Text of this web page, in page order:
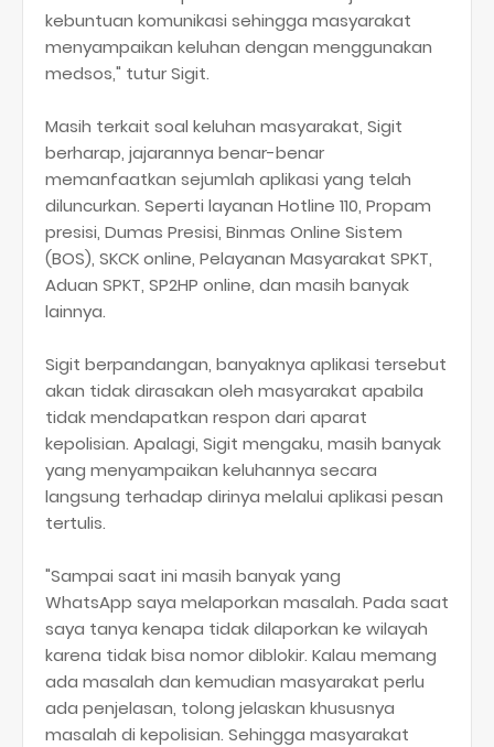
kebuntuan komunikasi sehingga masyarakat
menyampaikan keluhan dengan menggunakan
medsos," tutur Sigit.
Masih terkait soal keluhan masyarakat, Sigit
berharap, jajarannya benar-benar
memanfaatkan sejumlah aplikasi yang telah
diluncurkan. Seperti layanan Hotline 110, Propam
presisi, Dumas Presisi, Binmas Online Sistem
(BOS), SKCK online, Pelayanan Masyarakat SPKT,
Aduan SPKT, SP2HP online, dan masih banyak
lainnya.
Sigit berpandangan, banyaknya aplikasi tersebut
akan tidak dirasakan oleh masyarakat apabila
tidak mendapatkan respon dari aparat
kepolisian. Apalagi, Sigit mengaku, masih banyak
yang menyampaikan keluhannya secara
langsung terhadap dirinya melalui aplikasi pesan
tertulis.
"Sampai saat ini masih banyak yang
WhatsApp saya melaporkan masalah. Pada saat
saya tanya kenapa tidak dilaporkan ke wilayah
karena tidak bisa nomor diblokir. Kalau memang
ada masalah dan kemudian masyarakat perlu
ada penjelasan, tolong jelaskan khususnya
masalah di kepolisian. Sehingga masyarakat